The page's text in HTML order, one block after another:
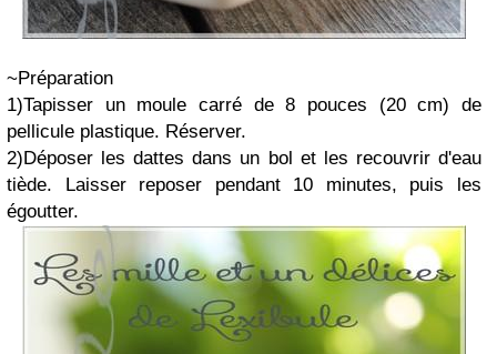
~Préparation
1)Tapisser un moule carré de 8 pouces (20 cm) de
pellicule plastique. Réserver.
2)Déposer les dattes dans un bol et les recouvrir d'eau
tiède. Laisser reposer pendant 10 minutes, puis les
égoutter.